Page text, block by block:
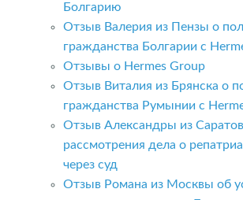
Болгарию
Отзыв Валерия из Пензы о
гражданства Болгарии с
Отзывы о Hermes Group
Отзыв Виталия из Брянска о
гражданства Румынии с
Отзыв Александры из
рассмотрения дела о
через суд
Отзыв Романа из Москвы об